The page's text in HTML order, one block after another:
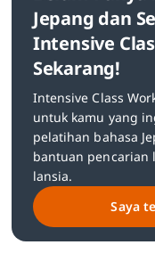
Jepang dan
Intensive
Sekarang!
Intensive Class
untuk kamu yang
pelatihan bahasa
bantuan pencarian
lansia.
Saya